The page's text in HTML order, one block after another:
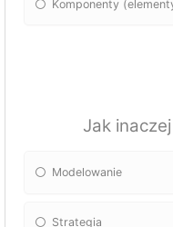
Komponenty
Jak
Modelowanie
Strategia